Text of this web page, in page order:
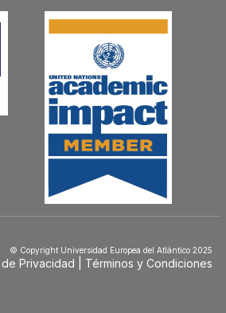
© Copyright Universidad Europea del Atlántico 2025
Privacidad Términos y Condiciones